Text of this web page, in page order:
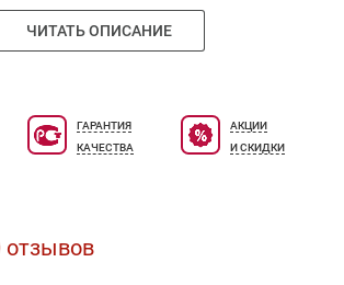
дубовый мох, ветивер и мускус
ЧИТАТЬ ОПИСАНИЕ
ГАРАНТИЯ
КАЧЕСТВА
АКЦИИ
И СКИДКИ
отзывов